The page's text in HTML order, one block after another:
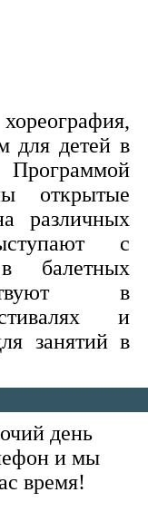
для детей в
открытые
различных
с
балетных
в
и
занятий в
день
и мы
время!